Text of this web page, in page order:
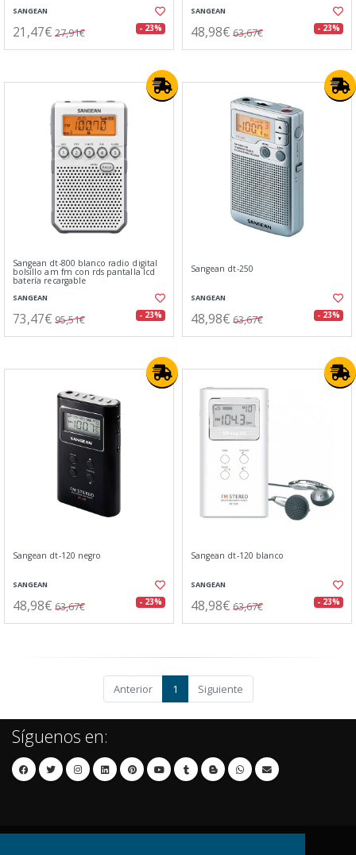
SANGEAN
21,47€ 27,91€ - 23%
SANGEAN
48,98€ 63,67€ - 23%
Sangean dt-800 blanco radio digital
bolsillo am fm con rds pantalla lcd
batería recargable
SANGEAN
73,47€ 95,51€ - 23%
Sangean dt-250
SANGEAN
48,98€ 63,67€ - 23%
Sangean dt-120 negro
SANGEAN
48,98€ 63,67€ - 23%
Sangean dt-120 blanco
SANGEAN
48,98€ 63,67€ - 23%
Anterior 1 Siguiente
Síguenos en: